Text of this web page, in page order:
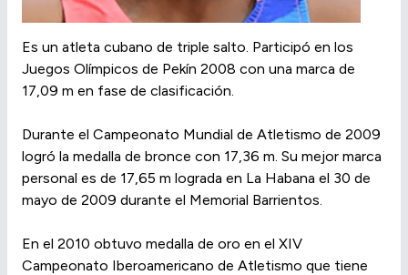
Es un atleta cubano de triple salto. Participó en los
Juegos Olímpicos de Pekín 2008 con una marca de
17,09 m en fase de clasificación.
Durante el Campeonato Mundial de Atletismo de 2009
logró la medalla de bronce con 17,36 m. Su mejor marca
personal es de 17,65 m lograda en La Habana el 30 de
mayo de 2009 durante el Memorial Barrientos.
En el 2010 obtuvo medalla de oro en el XIV
Campeonato Iberoamericano de Atletismo que tiene